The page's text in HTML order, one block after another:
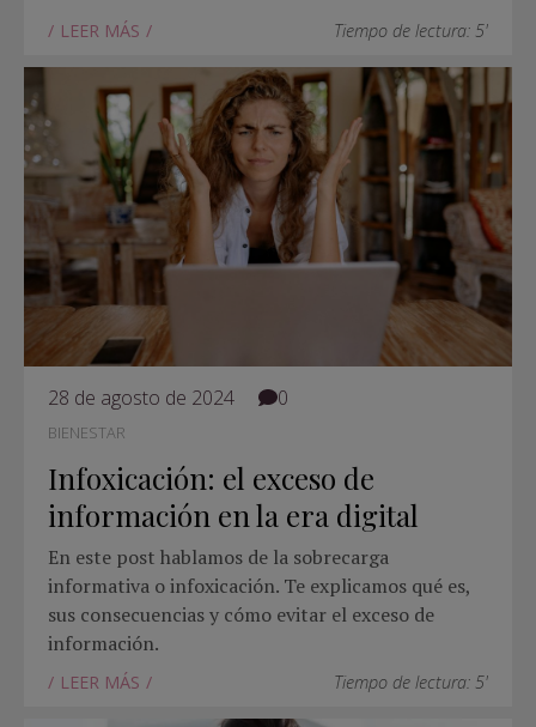
LEER MÁS Tiempo de lectura: 5'
28 de agosto de 2024 0
BIENESTAR
Infoxicación: el exceso de
información en la era digital
En este post hablamos de la sobrecarga
informativa o infoxicación. Te explicamos qué es,
sus consecuencias y cómo evitar el exceso de
información.
LEER MÁS Tiempo de lectura: 5'